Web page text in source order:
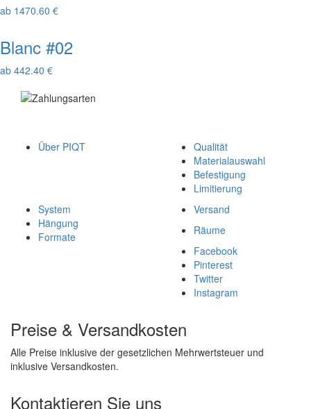
ab 1470.60 €
Blanc #02
ab 442.40 €
Über PIQT
Qualität
Materialauswahl
Befestigung
Limitierung
System
Hängung
Formate
Versand
Räume
Facebook
Pinterest
Twitter
Instagram
Preise & Versandkosten
Alle Preise inklusive der gesetzlichen Mehrwertsteuer und
inklusive Versandkosten.
Kontaktieren Sie uns